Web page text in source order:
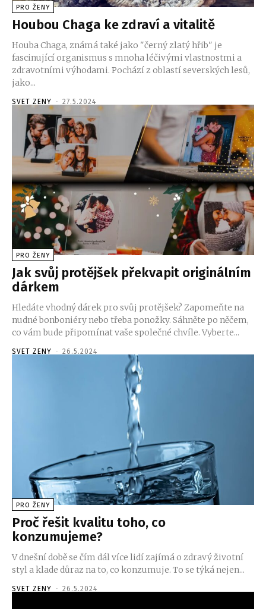
PRO ŽENY
Houbou Chaga ke zdraví a vitalitě
Houba Chaga, známá také jako "černý zlatý hřib" je
fascinující organismus s mnoha léčivými vlastnostmi a
zdravotními výhodami. Pochází z oblastí severských lesů,
jako...
SVET ZENY - 27.5.2024
PRO ŽENY
Jak svůj protějšek překvapit originálním
dárkem
Hledáte vhodný dárek pro svůj protějšek? Zapomeňte na
nudné bonboniéry nebo třeba ponožky. Sáhněte po něčem,
co vám bude připomínat vaše společné chvíle. Vyberte...
SVET ZENY - 26.5.2024
PRO ŽENY
Proč řešit kvalitu toho, co
konzumujeme?
V dnešní době se čím dál více lidí zajímá o zdravý životní
styl a klade důraz na to, co konzumuje. To se týká nejen...
SVET ZENY - 26.5.2024